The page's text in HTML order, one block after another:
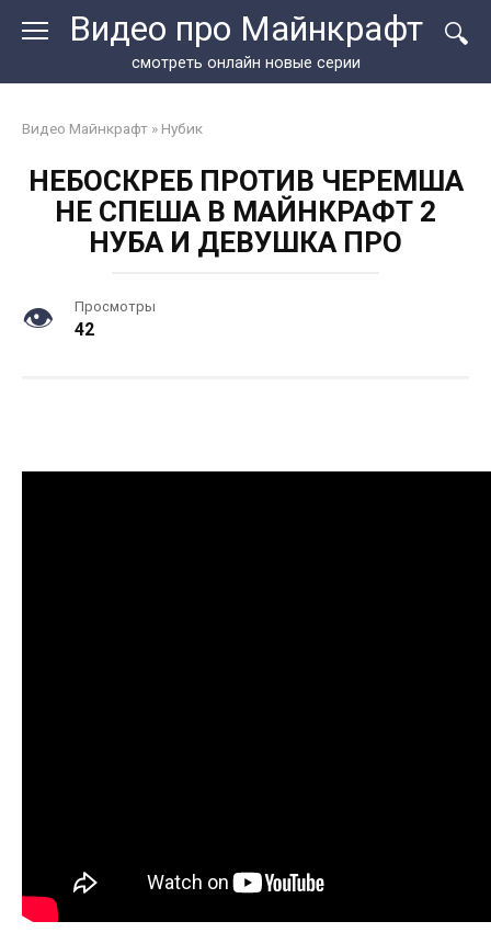
Видео про Майнкрафт
смотреть онлайн новые серии
Видео Майнкрафт » Нубик
НЕБОСКРЕБ ПРОТИВ ЧЕРЕМША
НЕ СПЕША В МАЙНКРАФТ 2
НУБА И ДЕВУШКА ПРО
Просмотры
42